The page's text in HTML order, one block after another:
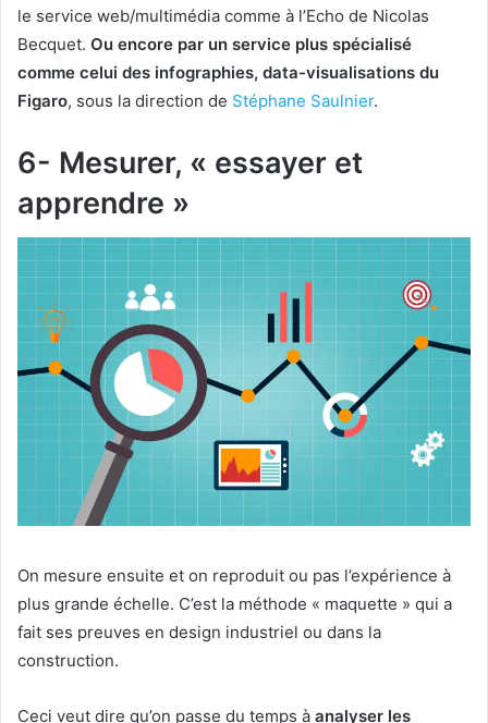
le service web/multimédia comme à l’Echo de Nicolas
Becquet. Ou encore par un service plus spécialisé
comme celui des infographies, data-visualisations du
Figaro, sous la direction de Stéphane Saulnier.
6- Mesurer, « essayer et
apprendre »
On mesure ensuite et on reproduit ou pas l’expérience à
plus grande échelle. C’est la méthode « maquette » qui a
fait ses preuves en design industriel ou dans la
construction.
Ceci veut dire qu’on passe du temps à analyser les